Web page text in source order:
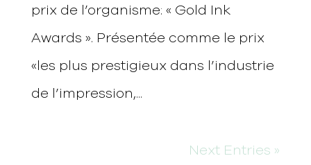
prix de l’organisme: « Gold Ink
Awards ». Présentée comme le prix
«les plus prestigieux dans l’industrie
de l’impression,...
Next Entries »